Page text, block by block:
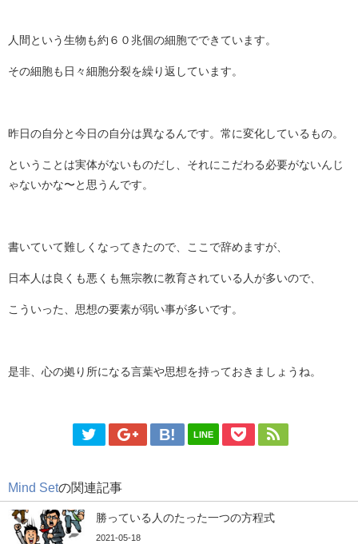
人間という生物も約６０兆個の細胞でできています。
その細胞も日々細胞分裂を繰り返しています。
昨日の自分と今日の自分は異なるんです。常に変化しているもの。
ということは実体がないものだし、それにこだわる必要がないんじ
ゃないかな〜と思うんです。
書いていて難しくなってきたので、ここで辞めますが、
日本人は良くも悪くも無宗教に教育されている人が多いので、
こういった、思想の要素が弱い事が多いです。
是非、心の拠り所になる言葉や思想を持っておきましょうね。
LINE
Mind Setの関連記事
勝っている人のたった一つの方程式
2021-05-18